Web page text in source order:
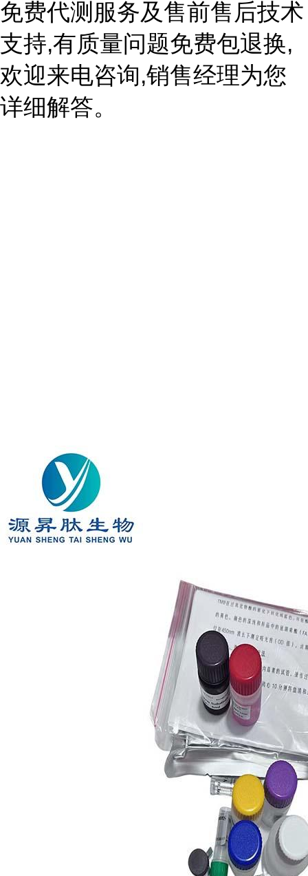
免费代测服务及售前售后技术
支持,有质量问题免费包退换,
欢迎来电咨询,销售经理为您
详细解答。